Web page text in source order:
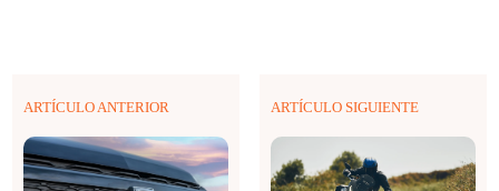
ARTÍCULO ANTERIOR ARTÍCULO SIGUIENTE